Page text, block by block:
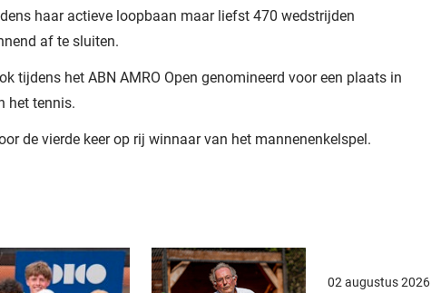
haar actieve loopbaan maar liefst 470 wedstrijden
af te sluiten.
tijdens het ABN AMRO Open genomineerd voor een plaats in
het tennis.
de vierde keer op rij winnaar van het mannenenkelspel.
02 augustus 2026